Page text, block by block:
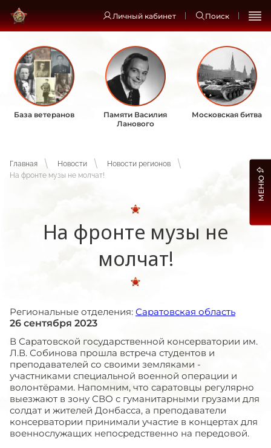
Личный кабинет Поиск
База ветеранов
Памяти Василия
Ланового
Московская битва
Главная Новости
Новости регионов
На фронте музы не молчат!
На фронте музы не
молчат!
Региональные отделения: Саратовская область
26 сентября 2023
В Саратовской государственной консерватории им.
Л.В. Собинова прошла встреча студентов и
преподавателей со своими земляками -
участниками специальной военной операции и
волонтёрами. Напомним, что саратовцы регулярно
выезжают в зону СВО с гуманитарными грузами для
солдат и жителей Донбасса, а преподаватели
консерватории принимали участие в концертах для
военнослужащих непосредственно на передовой.
МЕНЮ